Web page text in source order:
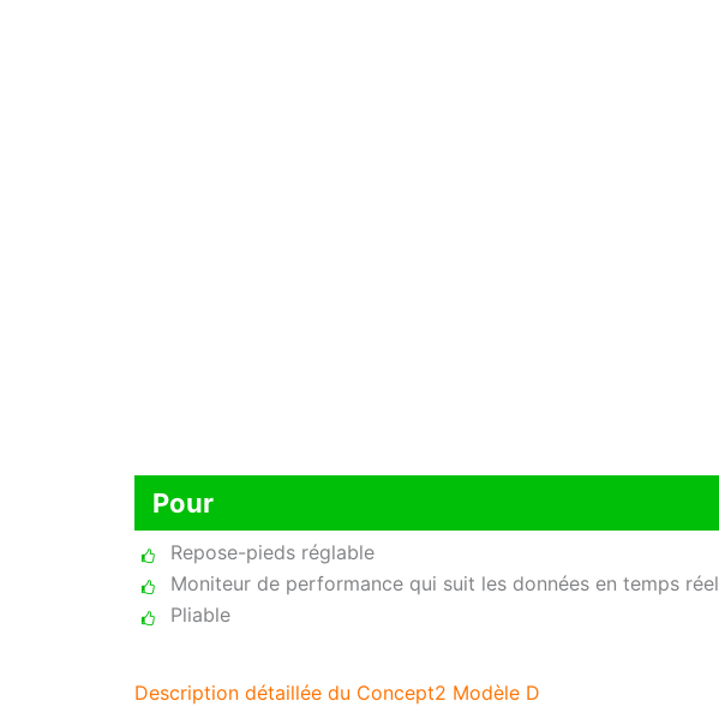
Pour
Repose-pieds réglable
Moniteur de performance qui suit les données en temps réel
Pliable
Description détaillée du Concept2 Modèle D